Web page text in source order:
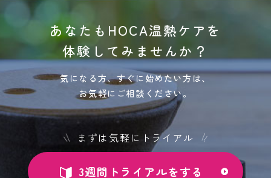
あなたもHOCA温熱ケアを
体験してみませんか？
気になる方、すぐに始めたい方は、
お気軽にご相談ください。
まずは気軽にトライアル
3週間トライアルをする